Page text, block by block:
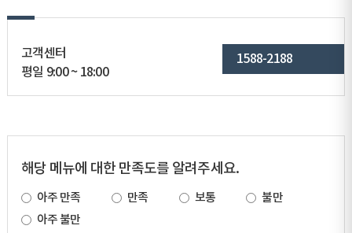
고객센터
평일 9:00 ~ 18:00
1588-2188
해당 메뉴에 대한 만족도를 알려주세요.
아주 만족 만족 보통
불만
아주 불만